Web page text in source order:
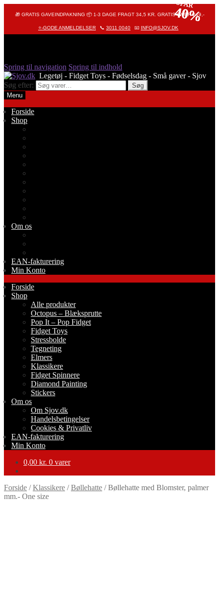
🎁 GRATIS GAVEINDPAKNING 📦 1-3 DAGE FRAGT 34,5 KR. GRATIS OVER 249,-
⭐-GODE ANMELDELSER 📞 3011 0040 📧 INFO@SJOV.DK
Spring til navigation Spring til indhold
Søg efter:
Søg
Menu
Forside
Shop
Om os
EAN-fakturering
Min Konto
Forside
Shop
Alle produkter
Octopus – Blæksprutte
Pop It – Pop Fidget
Fidget Toys
Stressbolde
Tegneting
Elmers
Klassikere
Fidget Spinnere
Diamond Painting
Stickers
Om os
Om Sjov.dk
Handelsbetingelser
Cookies & Privatliv
EAN-fakturering
Min Konto
0,00 kr. 0 varer
Forside /Klassikere /Bøllehatte /Bøllehatte med Blomster, palmer
mm.- One size
SPAR
40%
SPAR
40%
SPAR
40%